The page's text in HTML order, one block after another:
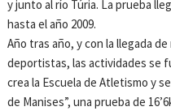
y junto al río Túria. La prueba
hasta el año 2009.
Año tras año, y con la llegada
deportistas, las actividades se
crea la Escuela de Atletismo y
de Manises”, una prueba de